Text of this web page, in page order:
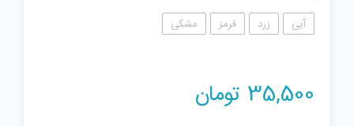
آبی زرد قرمز مشکی
35,500 تومان